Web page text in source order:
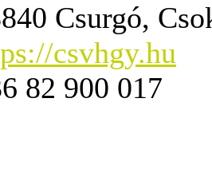
Csurgó,
csvhgy.hu
82 900 017